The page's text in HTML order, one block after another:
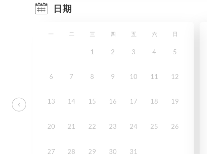
日期
一 二 三 四 五 六 日
1 2 3 4 5
6 7 8 9 10 11 12
13 14 15 16 17 18 19
20 21 22 23 24 25 26
27 28 29 30 31